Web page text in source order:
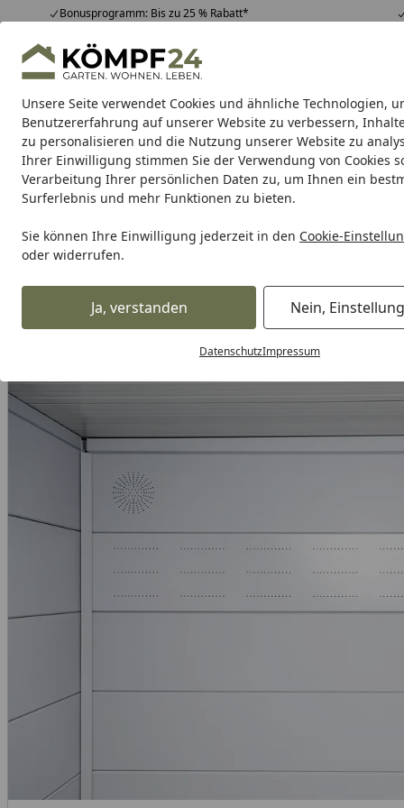
Unsere Seite verwendet Cookies und ähnliche Technologien,
Benutzererfahrung auf unserer Website zu verbessern,
zu personalisieren und die Nutzung unserer Website zu
Ihrer Einwilligung stimmen Sie der Verwendung von Cookies
Verarbeitung Ihrer persönlichen Daten zu, um Ihnen ein
Surferlebnis und mehr Funktionen zu bieten.
Sie können Ihre Einwilligung jederzeit in den Cookie-
oder widerrufen.
Ja, verstanden Nein,
DatenschutzImpressum
Bonusprogramm: Bis zu 25 % Rabatt*
Hotline07051 / 9 22 22
Mo-Fr. 8-16 Uhr 25.963 Bewertungen
Alle Produkte
Alle ProdukteHighlights Tipps & Tricks
Garten Gartenhaus Gerätehaus Carport &
Karibu Pools inkl.
Dein Traumpool im Sorglos-
Alles für den Garten Zubehör für